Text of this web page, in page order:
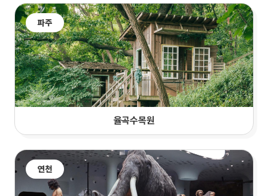
파주
율곡수목원
연천